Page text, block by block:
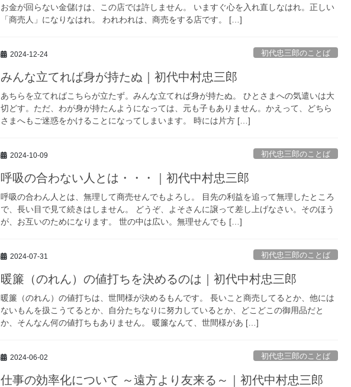
お金が回らない金儲けは、この店では許しません。 いますぐ心を入れ直しなはれ。正しい
「商売人」になりなはれ。 われわれは、商売をする店です。 […]
2024-12-24 初代忠三郎のことば
みんな立てれば身が持たぬ｜初代中村忠三郎
あちらを立てればこちらが立たず。みんな立てれば身が持たぬ。 ひとさまへの気遣いは大
切どす。ただ、わが身が持たんようになっては、元も子もありません。かえって、どちら
さまへもご迷惑をかけることになってしまいます。 時には片方 […]
2024-10-09 初代忠三郎のことば
呼吸の合わない人とは・・・｜初代中村忠三郎
呼吸の合わん人とは、無理して商売せんでもよろし。 目先の利益を追って無理したところ
で、長い目で見て続きはしません。 どうぞ、よそさんに譲って差し上げなさい。そのほう
が、お互いのためになります。 世の中は広い。無理せんでも […]
2024-07-31 初代忠三郎のことば
暖簾（のれん）の値打ちを決めるのは｜初代中村忠三郎
暖簾（のれん）の値打ちは、世間様が決めるもんです。 長いこと商売してるとか、他には
ないもんを扱こうてるとか、自分たちなりに努力しているとか、どこどこの御用品だと
か、そんなん何の値打ちもありません。 暖簾なんて、世間様があ […]
2024-06-02 初代忠三郎のことば
仕事の効率化について ～遠方より友来る～｜初代中村忠三郎